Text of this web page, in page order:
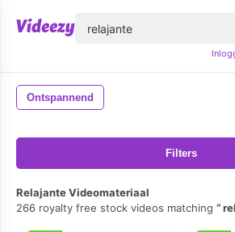
Ontspannend
Filters
Relajante Videomateriaal
266 royalty free stock videos matching